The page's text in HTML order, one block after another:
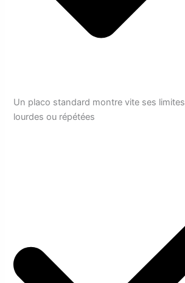
Un placo standard montre vite ses
lourdes ou répétées